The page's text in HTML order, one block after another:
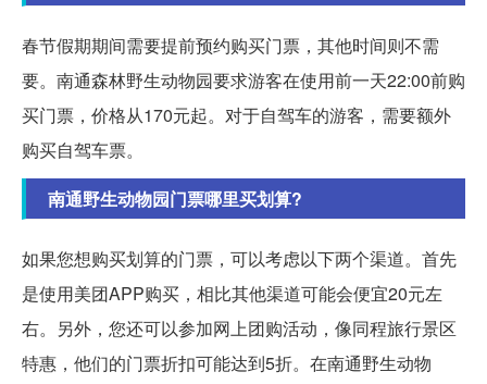
春节假期期间需要提前预约购买门票，其他时间则不需
要。南通森林野生动物园要求游客在使用前一天22:00前购
买门票，价格从170元起。对于自驾车的游客，需要额外
购买自驾车票。
南通野生动物园门票哪里买划算?
如果您想购买划算的门票，可以考虑以下两个渠道。首先
是使用美团APP购买，相比其他渠道可能会便宜20元左
右。另外，您还可以参加网上团购活动，像同程旅行景区
特惠，他们的门票折扣可能达到5折。在南通野生动物